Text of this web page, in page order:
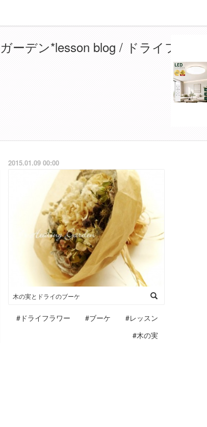
デン*lesson blog / ドライフラワー
2015.01.09 00:00
木の実とドライのブーケ
#ドライフラワー #ブーケ
#レッスン
#木の実